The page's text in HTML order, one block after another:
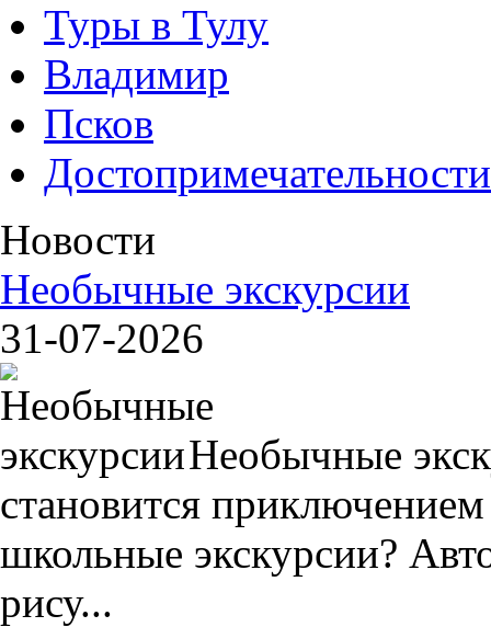
Туры в Тулу
Владимир
Псков
Достопримечательности
Новости
Необычные экскурсии
31-07-2026
Необычные
становится
школьные экскурсии?
рису...